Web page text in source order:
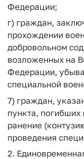
Федерации;
г) граждан,
прохождении
добровольном
возложенных на
Федерации,
специальной
7) граждан,
пункта,
ранение
проведения
2.